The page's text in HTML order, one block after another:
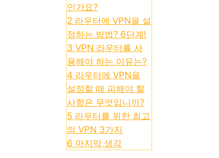
인가요?
2 라우터에 VPN을 설
정하는 방법? 6단계!
3 VPN 라우터를 사
용해야 하는 이유는?
4 라우터에 VPN을
설정할 때 피해야 할
사항은 무엇입니까?
5 라우터를 위한 최고
의 VPN 3가지
6 마지막 생각